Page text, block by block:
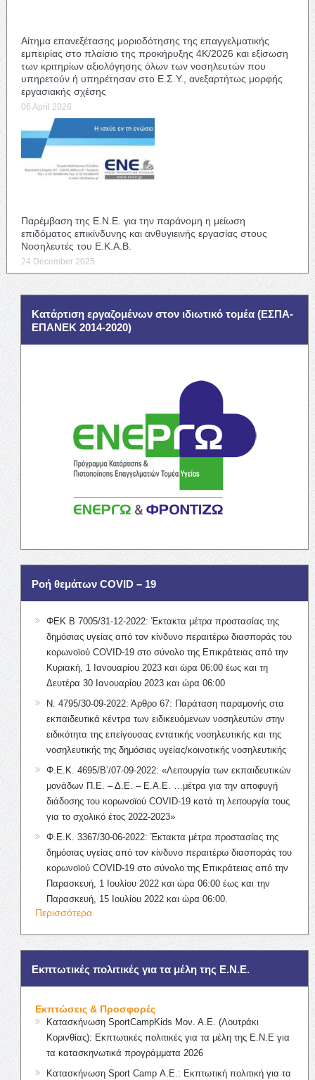
Αίτημα επανεξέτασης μοριοδότησης της επαγγελματικής
εμπειρίας στο πλαίσιο της προκήρυξης 4Κ/2026 και εξίσωση
των κριτηρίων αξιολόγησης όλων των νοσηλευτών που
υπηρετούν ή υπηρέτησαν στο Ε.Σ.Υ., ανεξαρτήτως μορφής
εργασιακής σχέσης
06 April 2026
Παρέμβαση της Ε.Ν.Ε. για την παράνομη η μείωση
επιδόματος επικίνδυνης και ανθυγιεινής εργασίας στους
Νοσηλευτές του Ε.Κ.Α.Β.
24 December 2025
Κατάρτιση εργαζομένων στον ιδιωτικό τομέα (ΕΣΠΑ-
ΕΠΑΝΕΚ 2014-2020)
Ροή θεμάτων COVID – 19
ΦΕΚ Β 7005/31-12-2022: Έκτακτα μέτρα προστασίας της
δημόσιας υγείας από τον κίνδυνο περαιτέρω διασποράς του
κορωνοϊού COVID-19 στο σύνολο της Επικράτειας από την
Κυριακή, 1 Ιανουαρίου 2023 και ώρα 06:00 έως και τη
Δευτέρα 30 Ιανουαρίου 2023 και ώρα 06:00
Ν. 4795/30-09-2022: Άρθρο 67: Παράταση παραμονής στα
εκπαιδευτικά κέντρα των ειδικευόμενων νοσηλευτών στην
ειδικότητα της επείγουσας εντατικής νοσηλευτικής και της
νοσηλευτικής της δημόσιας υγείας/κοινοτικής νοσηλευτικής
Φ.Ε.Κ. 4695/Β’/07-09-2022: «Λειτουργία των εκπαιδευτικών
μονάδων Π.Ε. – Δ.Ε. – Ε.Α.Ε. …μέτρα για την αποφυγή
διάδοσης του κορωνοϊού COVID-19 κατά τη λειτουργία τους
για το σχολικό έτος 2022-2023»
Φ.Ε.Κ. 3367/30-06-2022: Έκτακτα μέτρα προστασίας της
δημόσιας υγείας από τον κίνδυνο περαιτέρω διασποράς του
κορωνοϊού COVID-19 στο σύνολο της Επικράτειας από την
Παρασκευή, 1 Ιουλίου 2022 και ώρα 06:00 έως και την
Παρασκευή, 15 Ιουλίου 2022 και ώρα 06:00.
Περισσότερα
Εκπτωτικές πολιτικές για τα μέλη της Ε.Ν.Ε.
Εκπτώσεις & Προσφορές
Κατασκήνωση SportCampKids Μον. Α.Ε. (Λουτράκι
Κορινθίας): Εκπτωτικές πολιτικές για τα μέλη της Ε.Ν.Ε για
τα κατασκηνωτικά προγράμματα 2026
Κατασκήνωση Sport Camp Α.Ε.: Εκπτωτική πολιτική για τα